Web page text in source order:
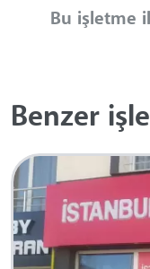
Bu işletme
Benzer